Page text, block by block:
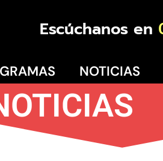
Escúchanos en
NOTICIAS